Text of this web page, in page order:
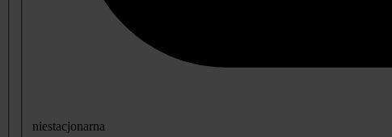
niestacjonarna